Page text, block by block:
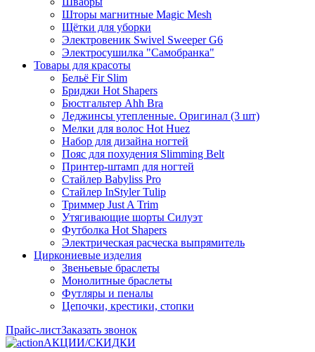
Шторы магнитные Magic Mesh
Щётки для уборки
Электровеник Swivel Sweeper G6
Электросушилка "Самобранка"
Товары для красоты
Бельё Fir Slim
Бриджи Hot Shapers
Бюстгальтер Ahh Bra
Леджинсы утепленные. Оригинал (3 шт)
Мелки для волос Hot Huez
Набор для дизайна ногтей
Пояс для похудения Slimming Belt
Принтер-штамп для ногтей
Стайлер Babyliss Pro
Стайлер InStyler Tulip
Триммер Just A Trim
Утягивающие шорты Силуэт
Футболка Hot Shapers
Электрическая расческа выпрямитель
Циркониевые изделия
Звеньевые браслеты
Монолитные браслеты
Футляры и пеналы
Цепочки, крестики, стопки
Прайс-листЗаказать звонок
АКЦИИ/СКИДКИ